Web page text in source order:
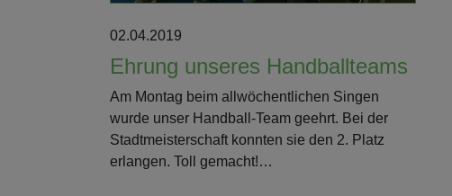
02.04.2019
Ehrung unseres Handballteams
Am Montag beim allwöchentlichen Singen
wurde unser Handball-Team geehrt. Bei der
Stadtmeisterschaft konnten sie den 2. Platz
erlangen. Toll gemacht!…